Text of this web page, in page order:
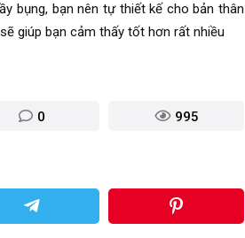
bụng, bạn nên tự thiết kế cho bản thân
giúp bạn cảm thấy tốt hơn rất nhiều
0 995